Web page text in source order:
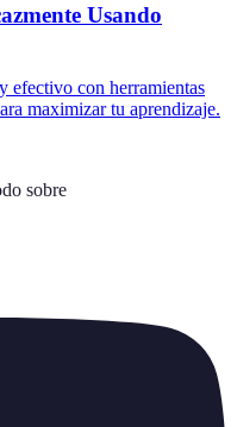
Usando
efectivo con herramientas
maximizar tu aprendizaje.
sobre